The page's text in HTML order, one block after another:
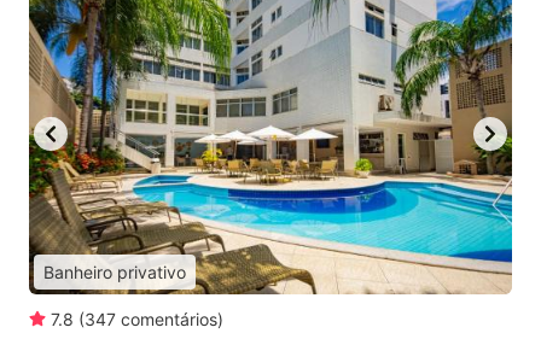
Banheiro privativo
7.8 (347 comentários)